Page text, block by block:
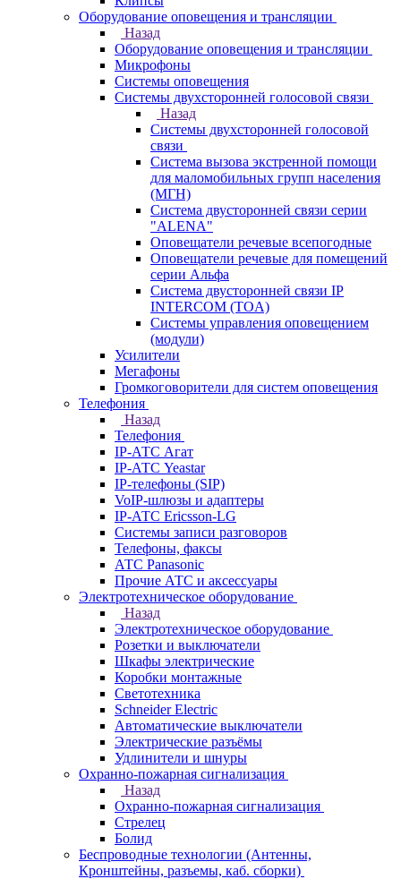
Оборудование оповещения и трансляции
Назад
Оборудование оповещения и трансляции
Микрофоны
Системы оповещения
Системы двухсторонней голосовой связи
Назад
Системы двухсторонней голосовой
связи
Система вызова экстренной помощи
для маломобильных групп населения
(МГН)
Система двусторонней связи серии
"ALENA"
Оповещатели речевые всепогодные
Оповещатели речевые для помещений
серии Альфа
Система двусторонней связи IP
INTERCOM (TOA)
Системы управления оповещением
(модули)
Усилители
Мегафоны
Громкоговорители для систем оповещения
Телефония
Назад
Телефония
IP-АТС Агат
IP-АТС Yeastar
IP-телефоны (SIP)
VoIP-шлюзы и адаптеры
IP-АТС Ericsson-LG
Системы записи разговоров
Телефоны, факсы
АТС Panasonic
Прочие АТС и аксессуары
Электротехническое оборудование
Назад
Электротехническое оборудование
Розетки и выключатели
Шкафы электрические
Коробки монтажные
Светотехника
Schneider Electric
Автоматические выключатели
Электрические разъёмы
Удлинители и шнуры
Охранно-пожарная сигнализация
Назад
Охранно-пожарная сигнализация
Стрелец
Болид
Беспроводные технологии (Антенны,
Кронштейны, разъемы, каб. сборки)